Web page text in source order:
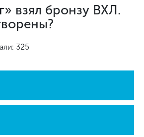
взял бронзу ВХЛ.
325